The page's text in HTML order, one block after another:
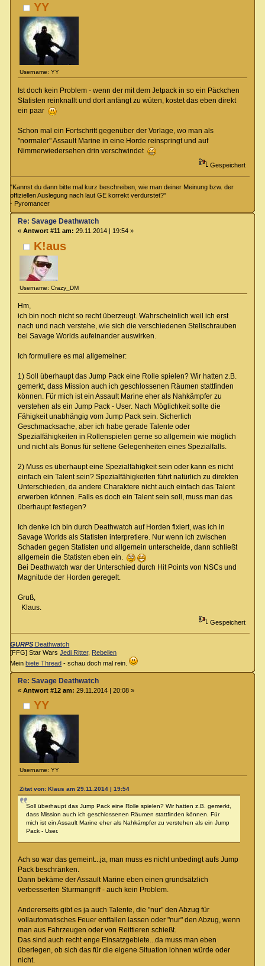
YY
Username: YY
Ist doch kein Problem - wenn der mit dem Jetpack in so ein Päckchen
Statisten reinknallt und dort anfängt zu wüten, kostet das eben direkt
ein paar
Schon mal ein Fortschritt gegenüber der Vorlage, wo man als
"normaler" Assault Marine in eine Horde reinspringt und auf
Nimmerwiedersehen drin verschwindet
Gespeichert
"Kannst du dann bitte mal kurz beschreiben, wie man deiner Meinung bzw. der
offiziellen Auslegung nach laut GE korrekt verdurstet?"
- Pyromancer
K!aus
Username: Crazy_DM
Re: Savage Deathwatch
« Antwort #11 am: 29.11.2014 | 19:54 »
Hm,
ich bin noch nicht so recht überzeugt. Wahrscheinlich weil ich erst
nach und nach verstehe, wie sich die verschiedenen Stellschrauben
bei Savage Worlds aufeinander auswirken.
Ich formuliere es mal allgemeiner:
1) Soll überhaupt das Jump Pack eine Rolle spielen? Wir hatten z.B.
gemerkt, dass Mission auch ich geschlossenen Räumen stattfinden
können. Für mich ist ein Assault Marine eher als Nahkämpfer zu
verstehen als ein Jump Pack - User. Nach Möglichkeit sollte die
Fähigkeit unabhängig vom Jump Pack sein. Sicherlich
Geschmacksache, aber ich habe gerade Talente oder
Spezialfähigkeiten in Rollenspielen gerne so allgemein wie möglich
und nicht als Bonus für seltene Gelegenheiten eines Spezialfalls.
2) Muss es überhaupt eine Spezialfähigkeit sein oder kann es nicht
einfach ein Talent sein? Spezialfähigkeiten führt natürlich zu direkten
Unterschieden, da andere Charaktere nicht auch einfach das Talent
erwerben können. Falls es doch ein Talent sein soll, muss man das
überhaupt festlegen?
Ich denke ich bin durch Deathwatch auf Horden fixiert, was ich in
Savage Worlds als Statisten interpretiere. Nur wenn ich zwischen
Schaden gegen Statisten und allgemein unterscheide, dann schließt
allgemein die Statisten eben ein.
Bei Deathwatch war der Unterschied durch Hit Points von NSCs und
Magnitude der Horden geregelt.
Gruß,
Klaus.
Gespeichert
GURPS Deathwatch
[FFG] Star WarsJedi Ritter, Rebellen
Meinbiete Thread - schau doch mal rein.
YY
Username: YY
Re: Savage Deathwatch
« Antwort #12 am: 29.11.2014 | 20:08 »
Zitat von: Klaus am 29.11.2014 | 19:54
Soll überhaupt das Jump Pack eine Rolle spielen? Wir hatten z.B. gemerkt,
dass Mission auch ich geschlossenen Räumen stattfinden können. Für
mich ist ein Assault Marine eher als Nahkämpfer zu verstehen als ein Jump
Pack - User.
Ach so war das gemeint...ja, man muss es nicht unbedingt aufs Jump
Pack beschränken.
Dann bekäme der Assault Marine eben einen grundsätzlich
verbesserten Sturmangriff - auch kein Problem.
Andererseits gibt es ja auch Talente, die "nur" den Abzug für
vollautomatisches Feuer entfallen lassen oder "nur" den Abzug, wenn
man aus Fahrzeugen oder von Reittieren schießt.
Das sind auch recht enge Einsatzgebiete...da muss man eben
überlegen, ob sich das für die eigene Situation lohnen würde oder
nicht.